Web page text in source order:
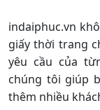
indaiphuc.vn
giấy thời trang
yêu cầu của
chúng tôi giúp
thêm nhiều